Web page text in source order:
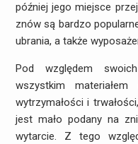
później jego miejsce
znów są bardzo
ubrania, a także
Pod względem
wszystkim
wytrzymałości i
jest mało podany na
wytarcie. Z tego